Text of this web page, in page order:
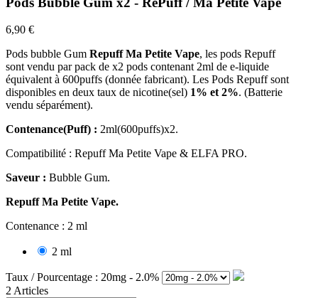
6,90 €
Pods bubble Gum Repuff Ma Petite Vape, les pods Repuff
sont vendu par pack de x2 pods contenant 2ml de e-liquide
équivalent à 600puffs (donnée fabricant). Les Pods Repuff sont
disponibles en deux taux de nicotine(sel) 1% et 2%. (Batterie
vendu séparément).
Contenance(Puff) : 2ml(600puffs)x2.
Compatibilité : Repuff Ma Petite Vape & ELFA PRO.
Saveur : Bubble Gum.
Repuff Ma Petite Vape.
Contenance : 2 ml
2 ml
Taux / Pourcentage : 20mg - 2.0%
2 Articles